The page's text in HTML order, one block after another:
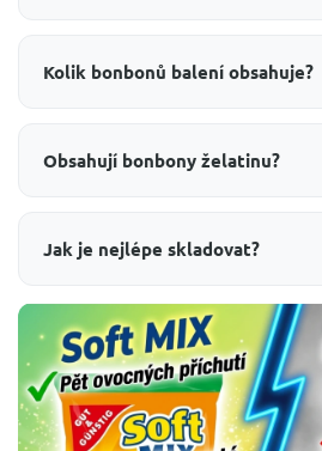
Kolik bonbonů balení obsahuje?
Obsahují bonbony želatinu?
Jak je nejlépe skladovat?